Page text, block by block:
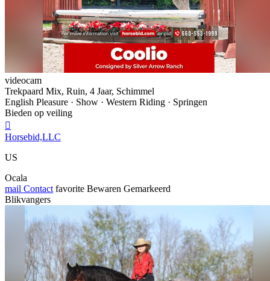
videocam
Trekpaard Mix, Ruin, 4 Jaar, Schimmel
English Pleasure · Show · Western Riding · Springen
Bieden op veiling

Horsebid,LLC
US
Ocala
mail Contact favorite Bewaren Gemarkeerd
Blikvangers